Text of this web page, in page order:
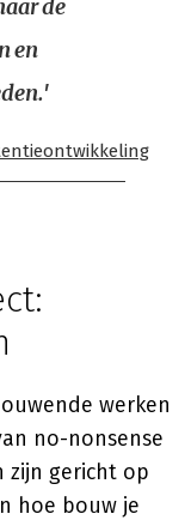
de
en
werken
no-nonsense
zijn gericht op
hoe bouw je